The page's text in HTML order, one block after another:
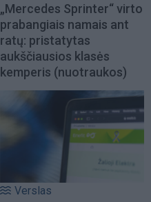
„Mercedes Sprinter“ virto
prabangiais namais ant
ratų: pristatytas
aukščiausios klasės
kemperis (nuotraukos)
Verslas